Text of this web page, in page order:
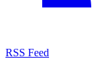
RSS Feed